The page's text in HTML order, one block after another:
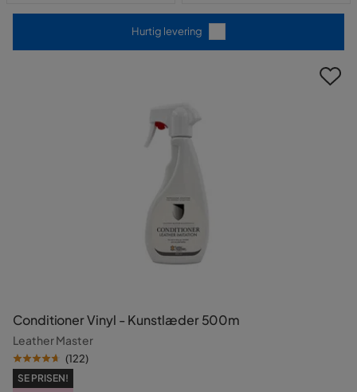
Hurtig levering
Conditioner Vinyl - Kunstlæder 500m
Leather Master
(122)
SE PRISEN!